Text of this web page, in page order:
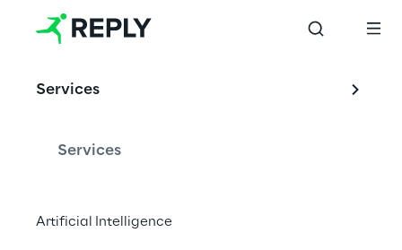
Services
Services
Artificial Intelligence
Reply und Google
Cloud